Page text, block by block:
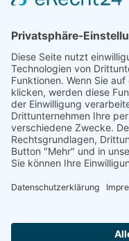
Veranstalter
Mit
Mehr